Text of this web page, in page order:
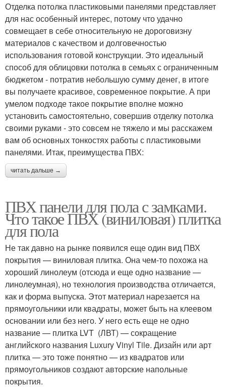
Отделка потолка пластиковыми панелями представляет
для нас особенный интерес, потому что удачно
совмещает в себе относительную не дороговизну
материалов с качеством и долговечностью
использования готовой конструкции. Это идеальный
способ для облицовки потолка в семьях с ограниченным
бюджетом - потратив небольшую сумму денег, в итоге
вы получаете красивое, современное покрытие. А при
умелом подходе такое покрытие вполне можно
установить самостоятельно, совершив отделку потолка
своими руками - это совсем не тяжело и мы расскажем
вам об основных тонкостях работы с пластиковыми
панелями. Итак, преимущества ПВХ:
читать дальше →
ПВХ панели для пола с замками.
Что такое ПВХ (виниловая) плитка
для пола
Не так давно на рынке появился еще один вид ПВХ
покрытия — виниловая плитка. Она чем-то похожа на
хороший линолеум (отсюда и еще одно название —
линолеумная), но технология производства отличается,
как и форма выпуска. Этот материал нарезается на
прямоугольники или квадраты, может быть на клеевом
основании или без него. У него есть еще не одно
название — плитка LVT (ЛВТ) — сокращение
английского названия Luxury Vinyl Tile. Дизайн или арт
плитка — это тоже понятно — из квадратов или
прямоугольников создают авторские напольные
покрытия.